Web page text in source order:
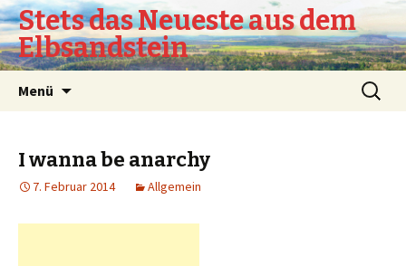
Stets das Neueste aus dem
Elbsandstein
Menü
Suchen
nach:
I wanna be anarchy
7. Februar 2014 Allgemein